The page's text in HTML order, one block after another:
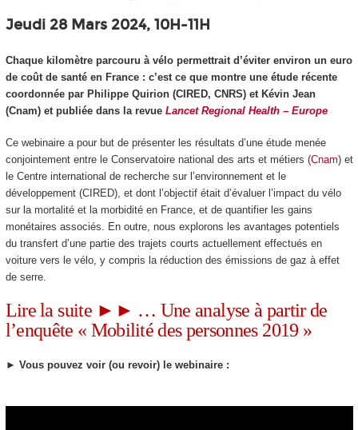
Jeudi 28 Mars 2024, 10H-11H
Chaque kilomètre parcouru à vélo permettrait d’éviter environ un euro
de coût de santé en France : c’est ce que montre une étude récente
coordonnée par Philippe Quirion (CIRED, CNRS) et Kévin Jean
(Cnam) et publiée dans la revue Lancet Regional Health – Europe
Ce webinaire a pour but de présenter les résultats d’une étude menée
conjointement entre le Conservatoire national des arts et métiers (Cnam) et
le Centre international de recherche sur l’environnement et le
développement (CIRED), et dont l’objectif était d’évaluer l’impact du vélo
sur la mortalité et la morbidité en France, et de quantifier les gains
monétaires associés. En outre, nous explorons les avantages potentiels
du transfert d’une partie des trajets courts actuellement effectués en
voiture vers le vélo, y compris la réduction des émissions de gaz à effet
de serre.
Lire la suite ►► … Une analyse à partir de
l’enquête « Mobilité des personnes 2019 »
► Vous pouvez voir (ou revoir) le webinaire :